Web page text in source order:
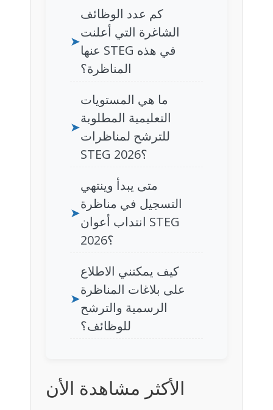
➤
كم عدد الوظائف
الشاغرة التي أعلنت
عنها STEG في هذه
المناظرة؟
➤
ما هي المستويات
التعليمية المطلوبة
للترشح لمناظرات
STEG 2026؟
➤
متى يبدأ وينتهي
التسجيل في مناظرة
انتداب أعوان STEG
2026؟
➤
كيف يمكنني الاطلاع
على بلاغات المناظرة
الرسمية والترشح
للوظائف؟
الأكثر مشاهدة الأن